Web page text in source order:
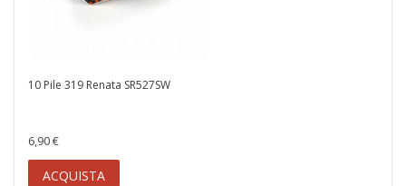
10 Pile 319 Renata SR527SW
6,90 €
ACQUISTA